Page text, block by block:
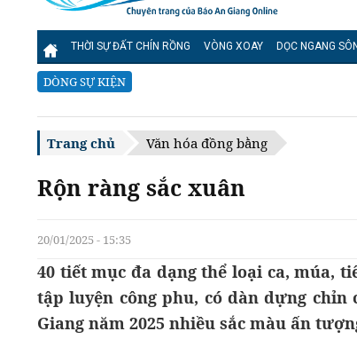
THỜI SỰ ĐẤT CHÍN RỒNG VÒNG XOAY DỌC NGANG
DÒNG SỰ KIỆN
Trang chủ Văn hóa đồng bằng
Rộn ràng sắc xuân
20/01/2025 - 15:35
40 tiết mục đa dạng thể loại ca, múa,
tập luyện công phu, có dàn dựng
Giang năm 2025 nhiều sắc màu ấn